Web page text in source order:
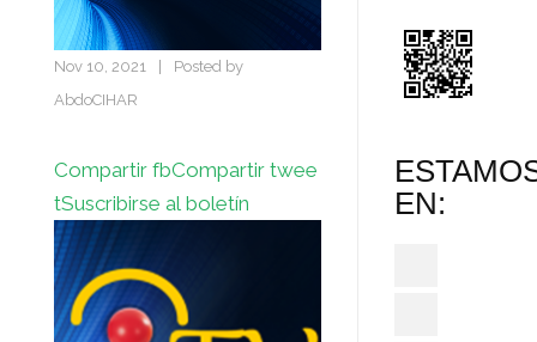
Nov 10, 2021
Posted by
AbdoCIHAR
Compartir fbCompartir twee
tSuscribirse al boletín
EN: